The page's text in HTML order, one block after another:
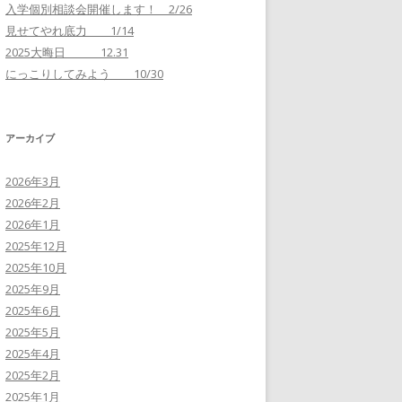
入学個別相談会開催します！ 2/26
見せてやれ底力 1/14
2025大晦日 12.31
にっこりしてみよう 10/30
アーカイブ
2026年3月
2026年2月
2026年1月
2025年12月
2025年10月
2025年9月
2025年6月
2025年5月
2025年4月
2025年2月
2025年1月